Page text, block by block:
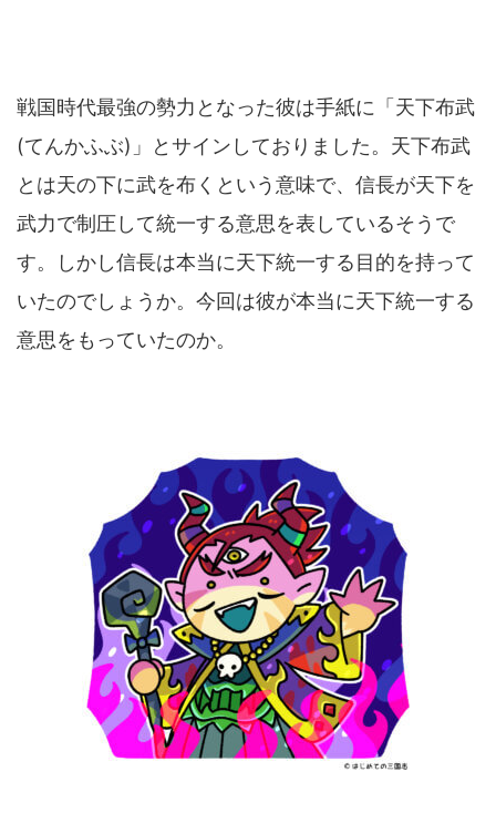
戦国時代最強の勢力となった彼は手紙に「天下布武
(てんかふぶ)」とサインしておりました。天下布武
とは天の下に武を布くという意味で、信長が天下を
武力で制圧して統一する意思を表しているそうで
す。しかし信長は本当に天下統一する目的を持って
いたのでしょうか。今回は彼が本当に天下統一する
意思をもっていたのか。